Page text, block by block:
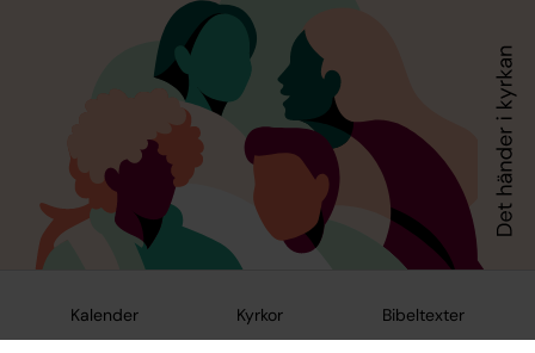
Kalender Kyrkor Bibeltexter